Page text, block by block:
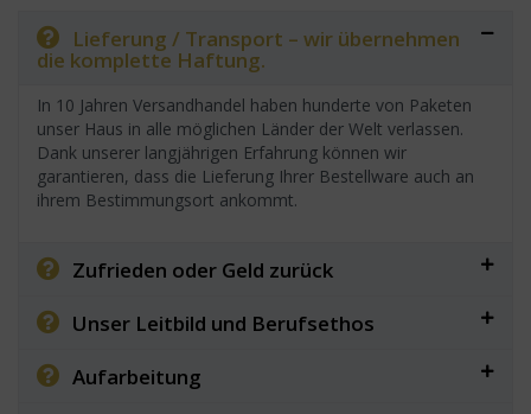
Lieferung / Transport – wir übernehmen
die komplette Haftung.
In 10 Jahren Versandhandel haben hunderte von Paketen
unser Haus in alle möglichen Länder der Welt verlassen.
Dank unserer langjährigen Erfahrung können wir
garantieren, dass die Lieferung Ihrer Bestellware auch an
ihrem Bestimmungsort ankommt.
Zufrieden oder Geld zurück
Unser Leitbild und Berufsethos
Aufarbeitung